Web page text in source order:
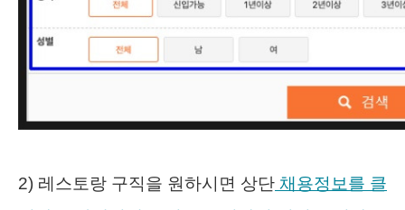
2) 레스토랑 구직을 원하시면 상단 채용정보를 클